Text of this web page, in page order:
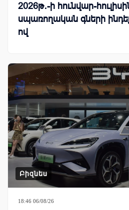
2026թ․-ի հունվար-
սպառողական գների
ով
Բիզնես
18:46 06/08/26